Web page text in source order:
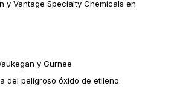
y Vantage Specialty Chemicals en
y Gurnee
del peligroso óxido de etileno.